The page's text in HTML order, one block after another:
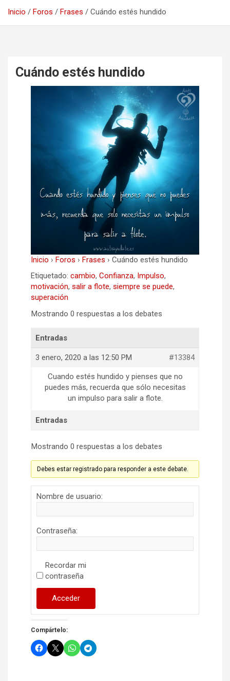
Inicio Foros Frases Cuándo estés hundido
Cuándo estés hundido
Inicio › Foros › Frases › Cuándo estés hundido
Etiquetado: cambio, Confianza, Impulso,
motivación, salir a flote, siempre se puede,
superación
Mostrando 0 respuestas a los debates
Entradas
3 enero, 2020 a las 12:50 PM #13384
Cuando estés hundido y pienses que no
puedes más, recuerda que sólo necesitas
un impulso para salir a flote.
Entradas
Mostrando 0 respuestas a los debates
Debes estar registrado para responder a este debate.
Nombre de usuario:
Contraseña:
Recordar mi
contraseña
Acceder
Compártelo: